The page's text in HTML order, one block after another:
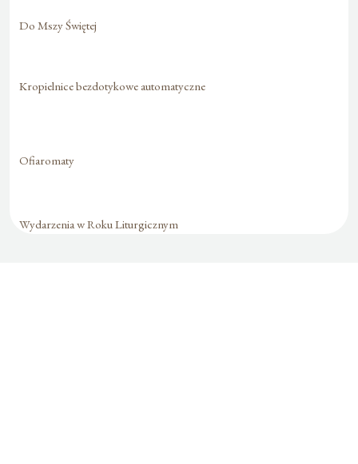
Do Mszy Świętej
Kropielnice bezdotykowe automatyczne
Ofiaromaty
Wydarzenia w Roku Liturgicznym